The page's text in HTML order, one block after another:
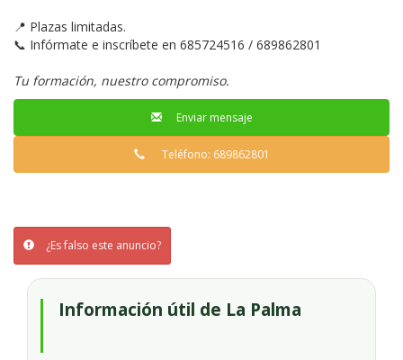
📍 Plazas limitadas.
📞 Infórmate e inscríbete en 685724516 / 689862801
Tu formación, nuestro compromiso.
Enviar mensaje
Teléfono: 689862801
¿Es falso este anuncio?
Información útil de La Palma